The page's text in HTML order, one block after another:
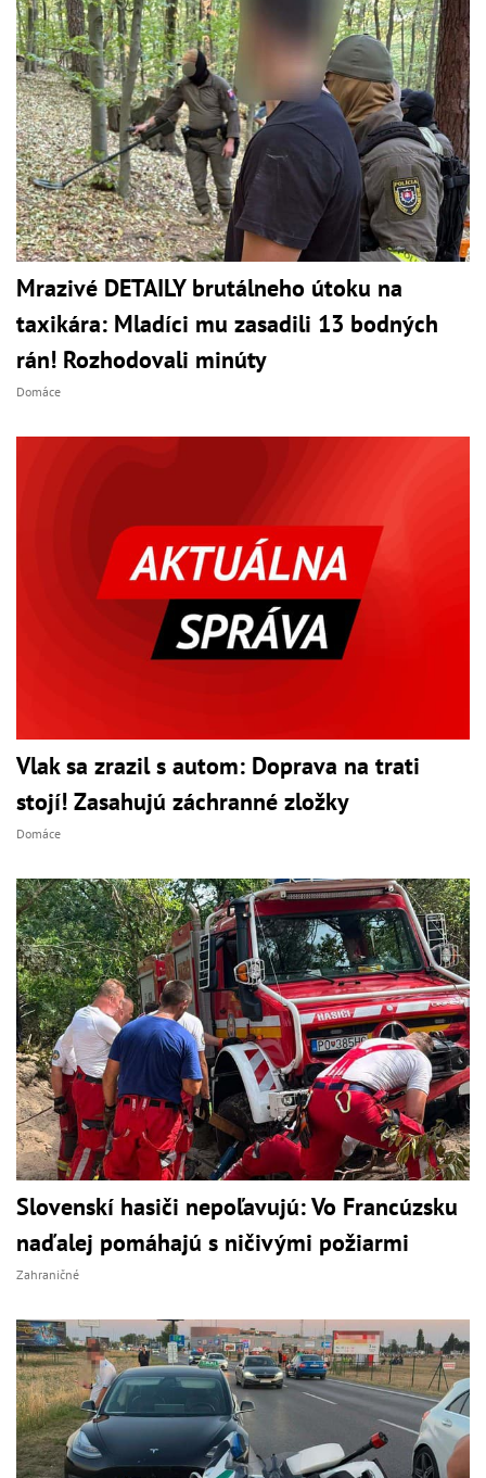
Mrazivé DETAILY brutálneho útoku na
taxikára: Mladíci mu zasadili 13 bodných
rán! Rozhodovali minúty
Domáce
Vlak sa zrazil s autom: Doprava na trati
stojí! Zasahujú záchranné zložky
Domáce
Slovenskí hasiči nepoľavujú: Vo Francúzsku
naďalej pomáhajú s ničivými požiarmi
Zahraničné